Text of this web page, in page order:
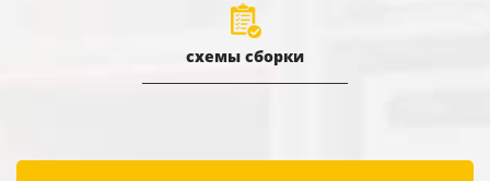
схемы сборки